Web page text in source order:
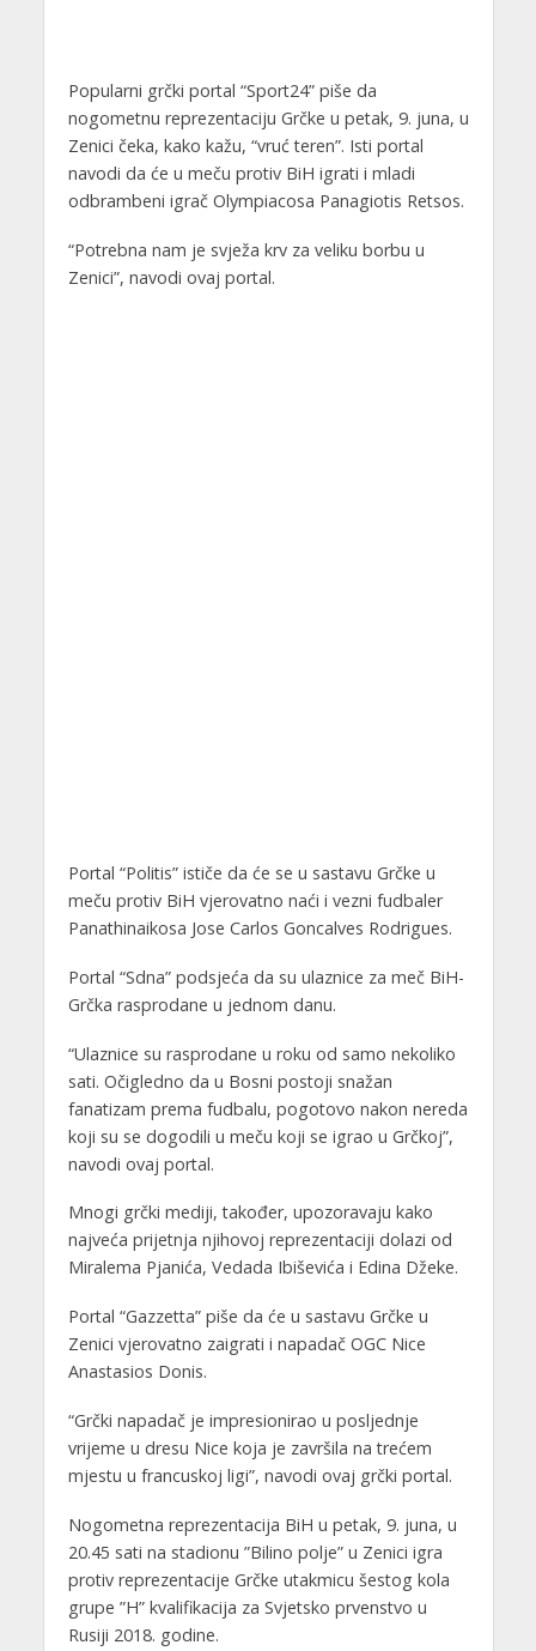
Popularni grčki portal “Sport24” piše da
nogometnu reprezentaciju Grčke u petak, 9. juna, u
Zenici čeka, kako kažu, “vruć teren”. Isti portal
navodi da će u meču protiv BiH igrati i mladi
odbrambeni igrač Olympiacosa Panagiotis Retsos.
“Potrebna nam je svježa krv za veliku borbu u
Zenici”, navodi ovaj portal.
Portal “Politis” ističe da će se u sastavu Grčke u
meču protiv BiH vjerovatno naći i vezni fudbaler
Panathinaikosa Jose Carlos Goncalves Rodrigues.
Portal “Sdna” podsjeća da su ulaznice za meč BiH-
Grčka rasprodane u jednom danu.
“Ulaznice su rasprodane u roku od samo nekoliko
sati. Očigledno da u Bosni postoji snažan
fanatizam prema fudbalu, pogotovo nakon nereda
koji su se dogodili u meču koji se igrao u Grčkoj”,
navodi ovaj portal.
Mnogi grčki mediji, također, upozoravaju kako
najveća prijetnja njihovoj reprezentaciji dolazi od
Miralema Pjanića, Vedada Ibiševića i Edina Džeke.
Portal “Gazzetta” piše da će u sastavu Grčke u
Zenici vjerovatno zaigrati i napadač OGC Nice
Anastasios Donis.
“Grčki napadač je impresionirao u posljednje
vrijeme u dresu Nice koja je završila na trećem
mjestu u francuskoj ligi”, navodi ovaj grčki portal.
Nogometna reprezentacija BiH u petak, 9. juna, u
20.45 sati na stadionu ”Bilino polje” u Zenici igra
protiv reprezentacije Grčke utakmicu šestog kola
grupe ”H” kvalifikacija za Svjetsko prvenstvo u
Rusiji 2018. godine.